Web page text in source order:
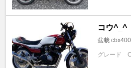
コウ^_^
盆栽
グレード